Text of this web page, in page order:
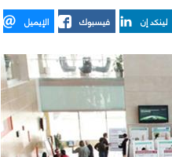
الإيميل فيسبوك لينكد إن